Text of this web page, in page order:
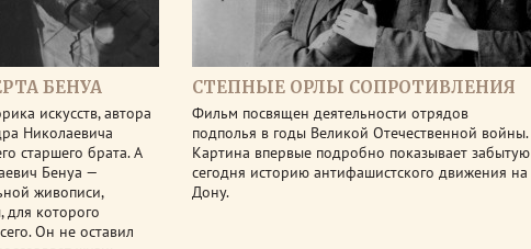
БЕНУА
искусств, автора
Николаевича
старшего брата. А
Бенуа —
живописи,
для которого
Он не оставил
СТЕПНЫЕ ОРЛЫ СОПРОТИВЛЕНИЯ
Фильм посвящен деятельности отрядов
подполья в годы Великой Отечественной войны.
Картина впервые подробно показывает забытую
сегодня историю антифашистского движения на
Дону.